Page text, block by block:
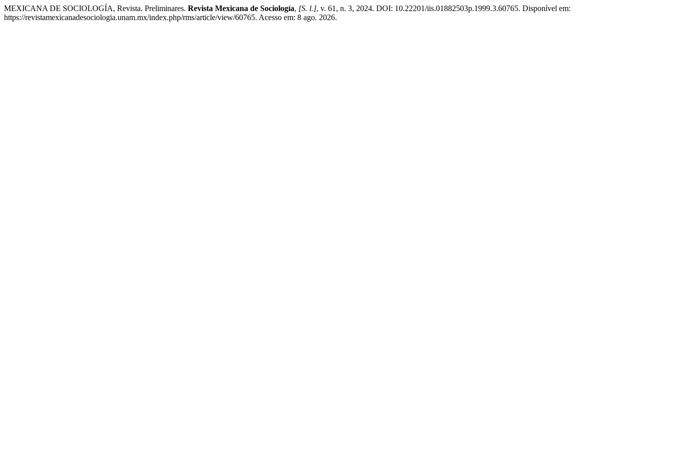
MEXICANA DE SOCIOLOGÍA, Revista. Preliminares. Revista Mexicana de Sociología, [S. l.], v. 61, n. 3, 2024. DOI: 10.22201/iis.01882503p.1999.3.60765. Disponível em:
https://revistamexicanadesociologia.unam.mx/index.php/rms/article/view/60765. Acesso em: 8 ago. 2026.